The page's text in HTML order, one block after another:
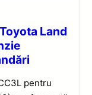
Land
pentru